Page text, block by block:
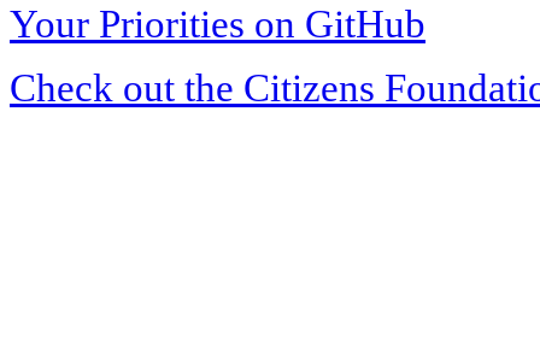
Your Priorities on GitHub
Check out the Citizens